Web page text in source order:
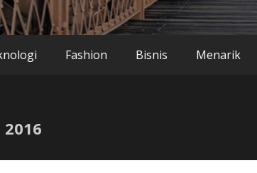
Fashion Bisnis Menarik
2016